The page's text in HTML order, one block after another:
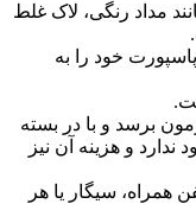
مداد رنگی، لاک غلط
خود را به
برسد و با در بسته
و هزینه آن نیز
سیگار یا هر